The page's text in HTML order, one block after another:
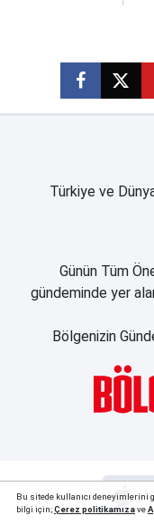
Türkiye ve
Günün Tüm
gündeminde yer
Bölgenizin
Bu sitede kullanıcı deneyimlerini
bilgi için;Çerez politikamızave